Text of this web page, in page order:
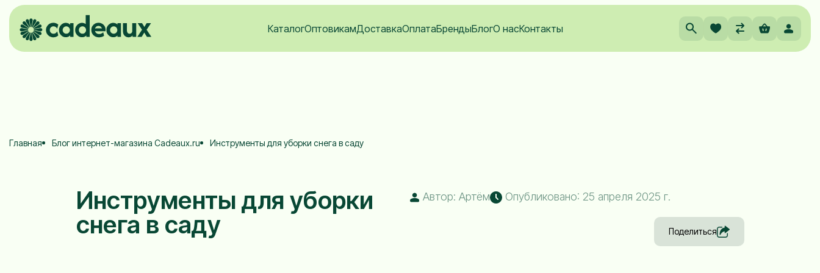
КаталогОптовикамДоставкаОплатаБрендыБлогО насКонтакты
Главная Блог интернет-магазина Cadeaux.ru Инструменты для уборки снега в саду
Инструменты для уборки
снега в саду
Автор: Артём Опубликовано: 25 апреля 2025 г.
Поделиться